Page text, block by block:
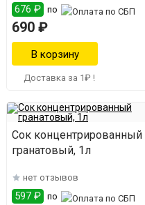
676 ₽ по
690 ₽
Доставка за 1₽ !
Сок концентрированный
гранатовый, 1л
нет отзывов
597 ₽ по